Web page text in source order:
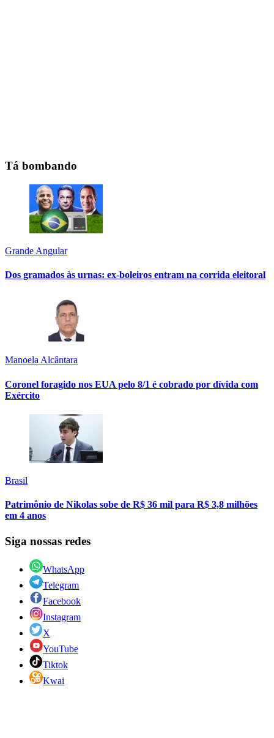
Tá bombando
Grande Angular
Dos gramados às urnas: ex-boleiros entram na corrida eleitoral
Manoela Alcântara
Coronel foragido nos EUA pelo 8/1 é cobrado por dívida com
Exército
Brasil
Patrimônio de Nikolas sobe de R$ 36 mil para R$ 3,8 milhões
em 4 anos
Siga nossas redes
WhatsApp
Telegram
Facebook
Instagram
X
YouTube
Tiktok
Kwai